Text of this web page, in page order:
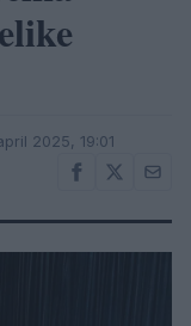
2025, 19:01